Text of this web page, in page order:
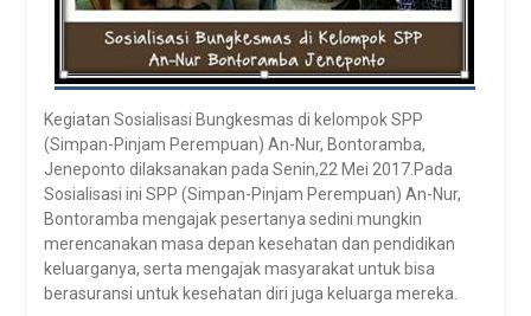
Kegiatan Sosialisasi Bungkesmas di kelompok SPP
(Simpan-Pinjam Perempuan) An-Nur, Bontoramba,
Jeneponto dilaksanakan pada Senin,22 Mei 2017.Pada
Sosialisasi ini SPP (Simpan-Pinjam Perempuan) An-Nur,
Bontoramba mengajak pesertanya sedini mungkin
merencanakan masa depan kesehatan dan pendidikan
keluarganya, serta mengajak masyarakat untuk bisa
berasuransi untuk kesehatan diri juga keluarga mereka.